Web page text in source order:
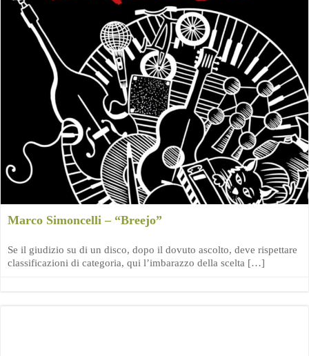
Marco Simoncelli – “Breejo”
Se il giudizio su di un disco, dopo il dovuto ascolto, deve rispettare
classificazioni di categoria, qui l’imbarazzo della scelta […]